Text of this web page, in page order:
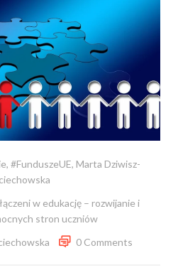
, #FunduszeUE, Marta Dziwisz-
w edukację – rozwijanie i
stron uczniów
0 Comments